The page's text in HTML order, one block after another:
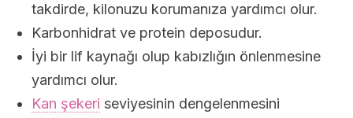
takdirde, kilonuzu korumanıza yardımcı olur.
Karbonhidrat ve protein deposudur.
İyi bir lif kaynağı olup kabızlığın önlenmesine
yardımcı olur.
Kan şekeri seviyesinin dengelenmesini